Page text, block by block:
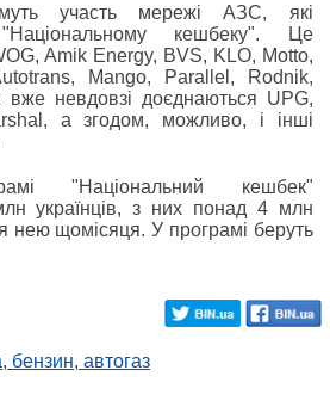
участь мережі АЗС, які
кешбеку". Це
Amik Energy, BVS, KLO, Motto,
Mango, Parallel, Rodnik,
невдовзі доєднаються UPG,
а згодом, можливо, і інші
"Національний кешбек"
українців, з них понад 4 млн
нею щомісяця. У програмі беруть
бензин, автогаз